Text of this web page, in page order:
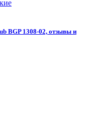
BGP 1308-02, отзывы и